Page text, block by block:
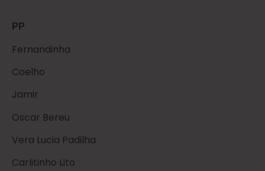
PP
Fernandinha
Coelho
Jamir
Oscar Bereu
Vera Lucia Padilha
Carlitinho Lito